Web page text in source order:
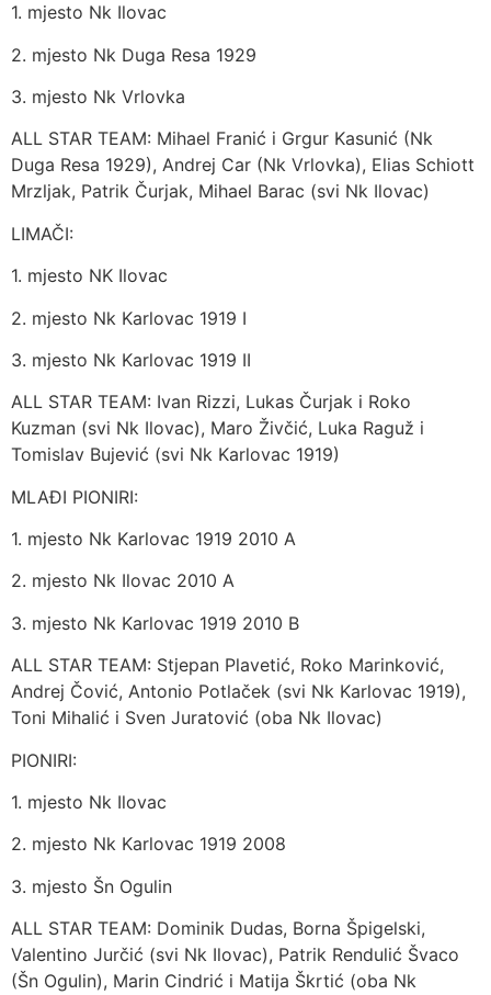
1. mjesto Nk Ilovac
2. mjesto Nk Duga Resa 1929
3. mjesto Nk Vrlovka
ALL STAR TEAM: Mihael Franić i Grgur Kasunić (Nk
Duga Resa 1929), Andrej Car (Nk Vrlovka), Elias Schiott
Mrzljak, Patrik Čurjak, Mihael Barac (svi Nk Ilovac)
LIMAČI:
1. mjesto NK Ilovac
2. mjesto Nk Karlovac 1919 I
3. mjesto Nk Karlovac 1919 II
ALL STAR TEAM: Ivan Rizzi, Lukas Čurjak i Roko
Kuzman (svi Nk Ilovac), Maro Živčić, Luka Raguž i
Tomislav Bujević (svi Nk Karlovac 1919)
MLAĐI PIONIRI:
1. mjesto Nk Karlovac 1919 2010 A
2. mjesto Nk Ilovac 2010 A
3. mjesto Nk Karlovac 1919 2010 B
ALL STAR TEAM: Stjepan Plavetić, Roko Marinković,
Andrej Čović, Antonio Potlaček (svi Nk Karlovac 1919),
Toni Mihalić i Sven Juratović (oba Nk Ilovac)
PIONIRI:
1. mjesto Nk Ilovac
2. mjesto Nk Karlovac 1919 2008
3. mjesto Šn Ogulin
ALL STAR TEAM: Dominik Dudas, Borna Špigelski,
Valentino Jurčić (svi Nk Ilovac), Patrik Rendulić Švaco
(Šn Ogulin), Marin Cindrić i Matija Škrtić (oba Nk